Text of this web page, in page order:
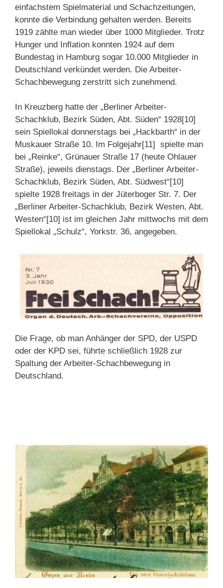
einfachstem Spielmaterial und Schachzeitungen,
konnte die Verbindung gehalten werden. Bereits
1919 zählte man wieder über 1000 Mitglieder. Trotz
Hunger und Inflation konnten 1924 auf dem
Bundestag in Hamburg sogar 10.000 Mitglieder in
Deutschland verkündet werden. Die Arbeiter-
Schachbewegung zerstritt sich zunehmend.
In Kreuzberg hatte der „Berliner Arbeiter-
Schachklub, Bezirk Süden, Abt. Süden“ 1928[10]
sein Spiellokal donnerstags bei „Hackbarth“ in der
Muskauer Straße 10. Im Folgejahr[11] spielte man
bei „Reinke“, Grünauer Straße 17 (heute Ohlauer
Straße), jeweils dienstags. Der „Berliner Arbeiter-
Schachklub, Bezirk Süden, Abt. Südwest“[10]
spielte 1928 freitags in der Jüterboger Str. 7. Der
„Berliner Arbeiter-Schachklub, Bezirk Westen, Abt.
Westen“[10] ist im gleichen Jahr mittwochs mit dem
Spiellokal „Schulz“, Yorkstr. 36, angegeben.
Die Frage, ob man Anhänger der SPD, der USPD
oder der KPD sei, führte schließlich 1928 zur
Spaltung der Arbeiter-Schachbewegung in
Deutschland.